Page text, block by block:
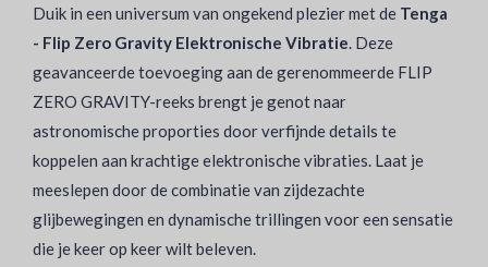
Duik in een universum van ongekend plezier met de Tenga
- Flip Zero Gravity Elektronische Vibratie. Deze
geavanceerde toevoeging aan de gerenommeerde FLIP
ZERO GRAVITY-reeks brengt je genot naar
astronomische proporties door verfijnde details te
koppelen aan krachtige elektronische vibraties. Laat je
meeslepen door de combinatie van zijdezachte
glijbewegingen en dynamische trillingen voor een sensatie
die je keer op keer wilt beleven.